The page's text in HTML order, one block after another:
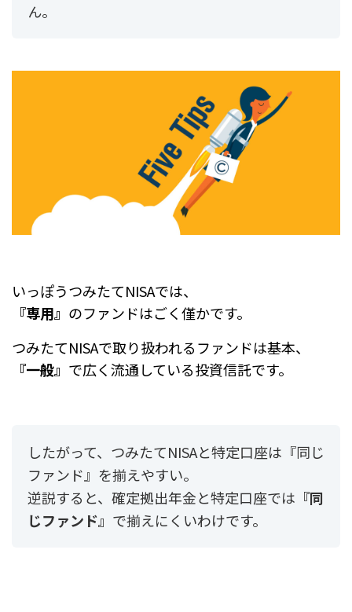
ん。
いっぽうつみたてNISAでは、
『専用』 のファンドはごく僅かです。
つみたてNISAで取り扱われるファンドは基本、
『一般』 で広く流通している投資信託です。
したがって、つみたてNISAと特定口座は『同じ
ファンド』を揃えやすい。
逆説すると、 確定拠出年金と特定口座では 『同
じファンド』 で揃えにくいわけです。